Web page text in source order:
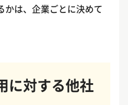
かは、企業ごとに決めて
に対する他社